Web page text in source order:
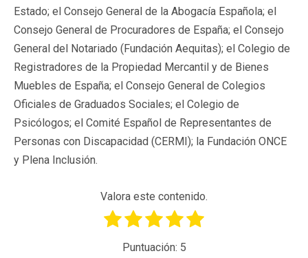
Estado; el Consejo General de la Abogacía Española; el
Consejo General de Procuradores de España; el Consejo
General del Notariado (Fundación Aequitas); el Colegio de
Registradores de la Propiedad Mercantil y de Bienes
Muebles de España; el Consejo General de Colegios
Oficiales de Graduados Sociales; el Colegio de
Psicólogos; el Comité Español de Representantes de
Personas con Discapacidad (CERMI); la Fundación ONCE
y Plena Inclusión.
Valora este contenido.
Puntuación: 5